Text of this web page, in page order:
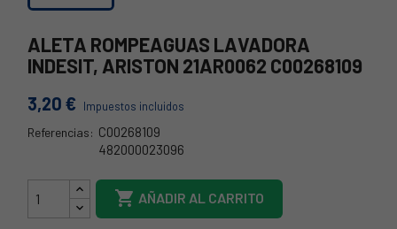
ALETA ROMPEAGUAS LAVADORA
INDESIT, ARISTON 21AR0062 C00268109
3,20 € Impuestos incluidos
Referencias: C00268109
482000023096
 AÑADIR AL CARRITO